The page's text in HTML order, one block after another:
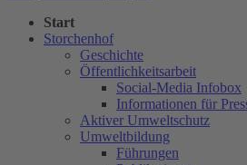
Start
Storchenhof
Geschichte
Öffentlichkeitsarbeit
Social-Media Infobox
Informationen für
Aktiver Umweltschutz
Umweltbildung
Führungen